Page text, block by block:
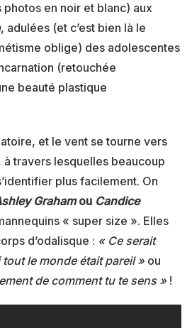
en noir et blanc) aux
, adulées (et c’est bien là le
oblige) des adolescentes
(retouchée
beauté plastique
et le vent se tourne vers
travers lesquelles beaucoup
plus facilement. On
Grahamou Candice
« super size ». Elles
d’odalisque : « Ce serait
le monde était pareil » ou
de comment tu te sens » !